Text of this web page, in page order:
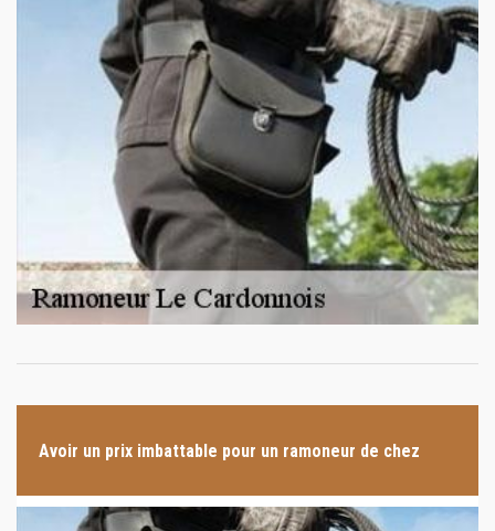
Avoir un prix imbattable pour un ramoneur de chez